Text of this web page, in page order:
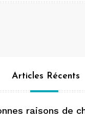
Articles Récents
raisons de